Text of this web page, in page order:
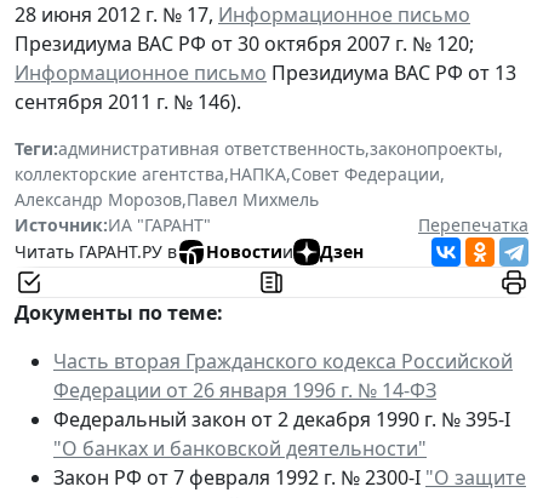
28 июня 2012 г. № 17, Информационное письмо
Президиума ВАС РФ от 30 октября 2007 г. № 120;
Информационное письмо Президиума ВАС РФ от 13
сентября 2011 г. № 146).
Теги:административная ответственность,законопроекты,
коллекторские агентства,НАПКА,Совет Федерации,
Александр Морозов,Павел Михмель
Источник:ИА "ГАРАНТ"
Перепечатка
Читать ГАРАНТ.РУ в
Новостии Дзен
Документы по теме:
Часть вторая Гражданского кодекса Российской
Федерации от 26 января 1996 г. № 14-ФЗ
Федеральный закон от 2 декабря 1990 г. № 395-I
"О банках и банковской деятельности"
Закон РФ от 7 февраля 1992 г. № 2300-I "О защите